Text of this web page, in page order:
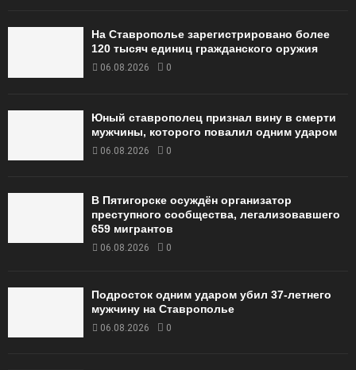
На Ставрополье зарегистрировано более
120 тысяч единиц гражданского оружия
06.08.2026 0
Юный ставрополец признал вину в смерти
мужчины, которого повалил одним ударом
06.08.2026 0
В Пятигорске осуждён организатор
преступного сообщества, легализовавшего
659 мигрантов
06.08.2026 0
Подросток одним ударом убил 37-летнего
мужчину на Ставрополье
06.08.2026 0